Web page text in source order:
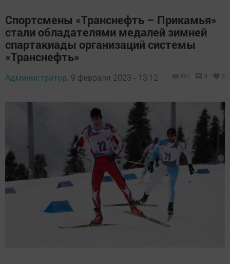
Спортсмены «Транснефть – Прикамья»
стали обладателями медалей зимней
спартакиады организаций системы
«Транснефть»
Администратор, 9 февраля 2023 - 13:12 501 0 0